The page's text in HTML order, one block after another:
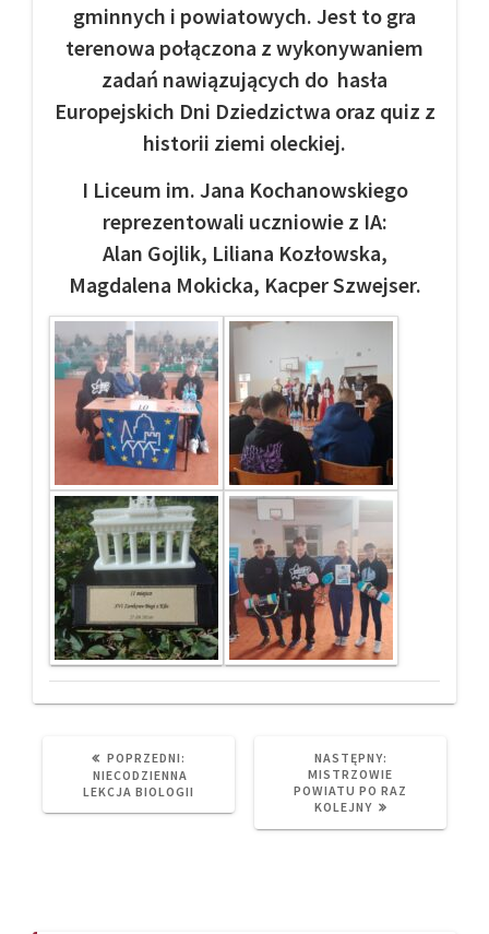
gminnych i powiatowych. Jest to gra
terenowa połączona z wykonywaniem
zadań nawiązujących do hasła
Europejskich Dni Dziedzictwa oraz quiz z
historii ziemi oleckiej.
I Liceum im. Jana Kochanowskiego
reprezentowali uczniowie z IA:
Alan Gojlik, Liliana Kozłowska,
Magdalena Mokicka, Kacper Szwejser.
POPRZEDNI:
PREVIOUS
POST:
NIECODZIENNA
LEKCJA BIOLOGII
NASTĘPNY:
POST:
MISTRZOWIE
POWIATU PO RAZ
KOLEJNY